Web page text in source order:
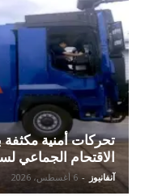
تحركات أمنية
الاقتحام الجماعي
آنفانيوز - 6 أغسطس، 2026